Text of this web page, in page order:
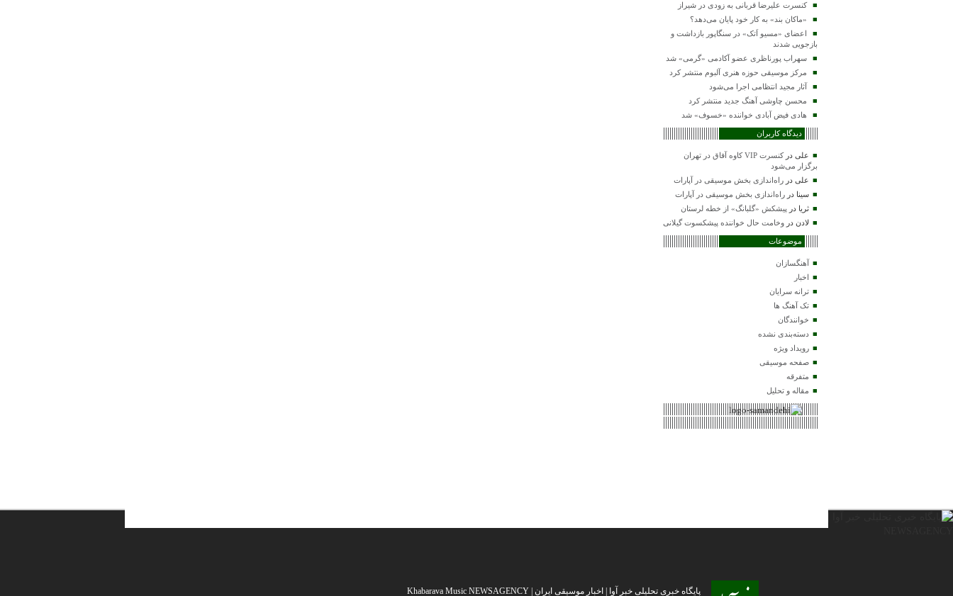
کنسرت علیرضا قربانی به زودی در شیراز
«ماکان بند» به کار خود پایان می‌دهد؟
اعضای «مسیو اَتک» در سنگاپور بازداشت و
بازجویی شدند
سهراب پورناظری عضو آکادمی «گرمی» شد
مرکز موسیقی حوزه هنری آلبوم منتشر کرد
آثار مجید انتظامی اجرا می‌شود
محسن چاوشی آهنگ جدید منتشر کرد
هادی فیض آبادی خواننده «خسوف» شد
دیدگاه کاربران
علی در
کنسرت VIP کاوه آفاق در تهران
برگزار می‌شود
علی در راه‌اندازی بخش موسیقی در آپارات
سینا در راه‌اندازی بخش موسیقی در آپارات
ثریا در پیشکش «گلبانگ» از خطه لرستان
لادن در وخامت حال خواننده پیشکسوت گیلانی
موضوعات
آهنگسازان
اخبار
ترانه سرایان
تک آهنگ ها
خوانندگان
دسته‌بندی نشده
رویداد ویژه
صفحه موسیقی
متفرقه
مقاله و تحلیل
پایگاه خبری تحلیلی خبر آوا | اخبار موسیقی ایران | Khabarava Music NEWSAGENCY